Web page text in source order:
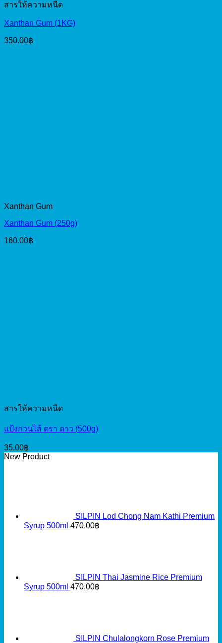
สารให้ความหนืด
Xanthan Gum (1KG)
350.00฿
Xanthan Gum
Xanthan Gum (250g)
160.00฿
สารให้ความหนืด
แป้งกวนไส้ ตรา ดาว (500g)
35.00฿
New Product
SILPIN Lod Chong Nam Kathi Premium
Syrup 500ml 470.00฿
SILPIN Thai Jasmine Rice Premium
Syrup 500ml 470.00฿
SILPIN Chulalongkorn Rose Premium